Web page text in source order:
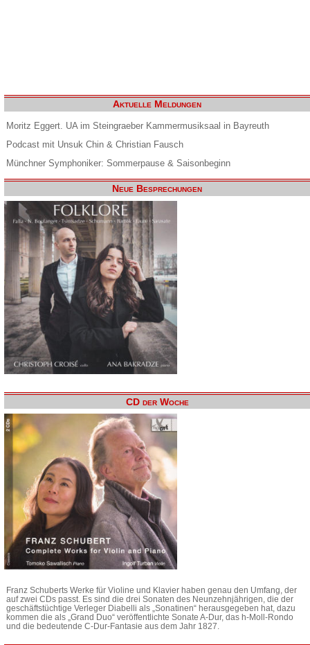
Aktuelle Meldungen
Moritz Eggert. UA im Steingraeber Kammermusiksaal in Bayreuth
Podcast mit Unsuk Chin & Christian Fausch
Münchner Symphoniker: Sommerpause & Saisonbeginn
Neue Besprechungen
CD der Woche
Franz Schuberts Werke für Violine und Klavier haben genau den Umfang, der
auf zwei CDs passt. Es sind die drei Sonaten des Neunzehnjährigen, die der
geschäftstüchtige Verleger Diabelli als „Sonatinen“ herausgegeben hat, dazu
kommen die als „Grand Duo“ veröffentlichte Sonate A-Dur, das h-Moll-Rondo
und die bedeutende C-Dur-Fantasie aus dem Jahr 1827.